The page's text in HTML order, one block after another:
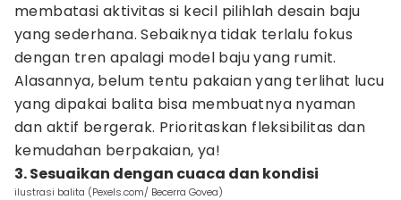
membatasi aktivitas si kecil pilihlah desain baju
yang sederhana. Sebaiknya tidak terlalu fokus
dengan tren apalagi model baju yang rumit.
Alasannya, belum tentu pakaian yang terlihat lucu
yang dipakai balita bisa membuatnya nyaman
dan aktif bergerak. Prioritaskan fleksibilitas dan
kemudahan berpakaian, ya!
3. Sesuaikan dengan cuaca dan kondisi
ilustrasi balita (Pexels.com/ Becerra Govea)